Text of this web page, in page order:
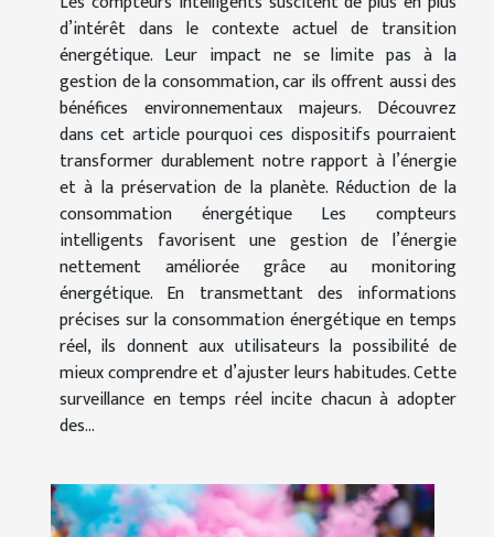
d’intérêt dans le contexte actuel de transition
énergétique. Leur impact ne se limite pas à la
gestion de la consommation, car ils offrent aussi des
bénéfices environnementaux majeurs. Découvrez
dans cet article pourquoi ces dispositifs pourraient
transformer durablement notre rapport à l’énergie
et à la préservation de la planète. Réduction de la
consommation énergétique Les compteurs
intelligents favorisent une gestion de l’énergie
nettement améliorée grâce au monitoring
énergétique. En transmettant des informations
précises sur la consommation énergétique en temps
réel, ils donnent aux utilisateurs la possibilité de
mieux comprendre et d’ajuster leurs habitudes. Cette
surveillance en temps réel incite chacun à adopter
des...